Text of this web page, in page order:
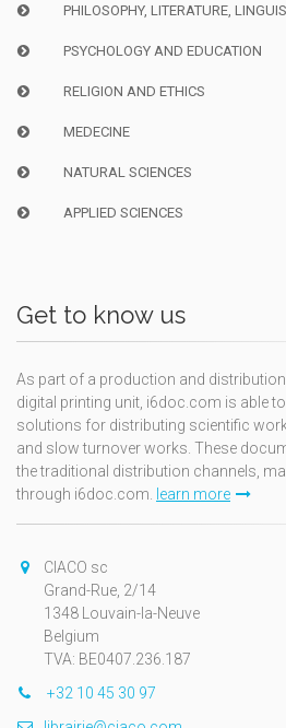
PHILOSOPHY, LITERATURE,
PSYCHOLOGY AND EDUCATION
RELIGION AND ETHICS
MEDECINE
NATURAL SCIENCES
APPLIED SCIENCES
Get to know us
As part of a production and
digital printing unit, i6doc.com is able
solutions for distributing scientific
and slow turnover works. These
the traditional distribution channels,
through i6doc.com.
learn more
CIACO sc
Grand-Rue, 2/14
1348 Louvain-la-Neuve
Belgium
TVA: BE0407.236.187
+32 10 45 30 97